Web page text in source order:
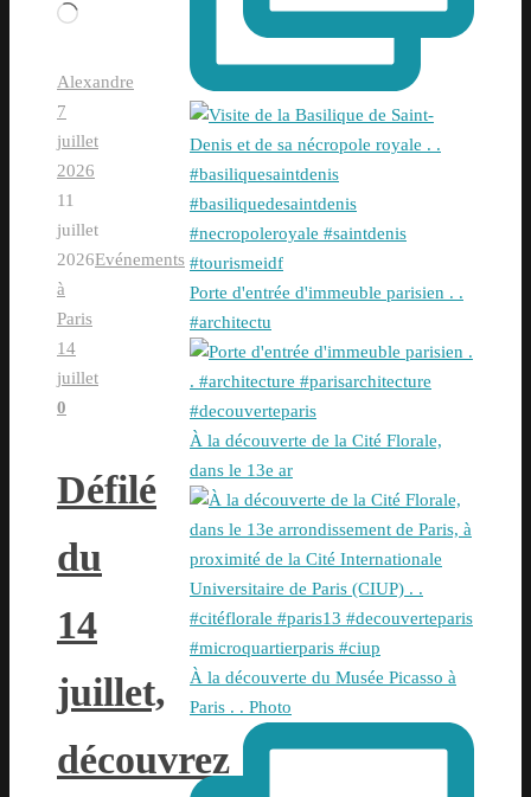
Chargement…
Alexandre
7
juillet
2026
11
juillet
2026Evénements
à
Paris
14
juillet
0
Défilé
du
14
juillet,
découvrez
Porte d'entrée d'immeuble parisien . .
#architectu
À la découverte de la Cité Florale,
dans le 13e ar
À la découverte du Musée Picasso à
Paris . . Photo